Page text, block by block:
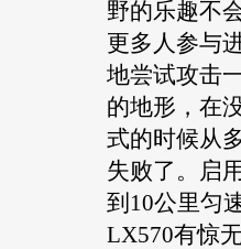
野的乐趣不
更多人参与
地尝试攻击
的地形，在
式的时候从
失败了。启
到10公里匀
LX570有惊